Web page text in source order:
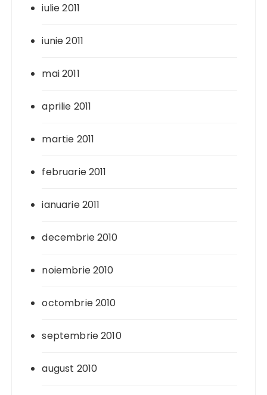
iulie 2011
iunie 2011
mai 2011
aprilie 2011
martie 2011
februarie 2011
ianuarie 2011
decembrie 2010
noiembrie 2010
octombrie 2010
septembrie 2010
august 2010